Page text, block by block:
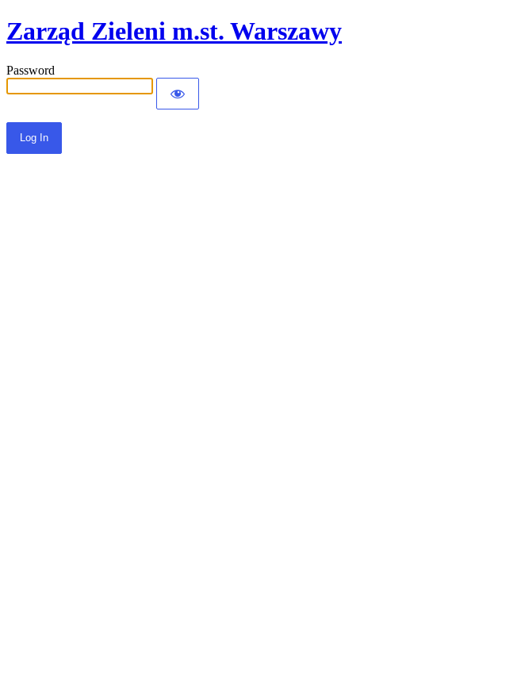
Zarząd Zieleni m.st. Warszawy
Password